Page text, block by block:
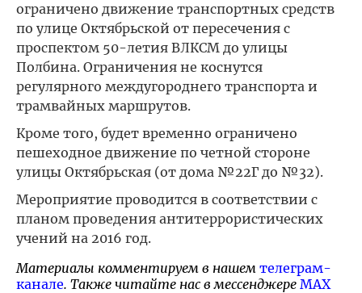
ограничено движение транспортных средств
по улице Октябрьской от пересечения с
проспектом 50-летия ВЛКСМ до улицы
Полбина. Ограничения не коснутся
регулярного междугороднего транспорта и
трамвайных маршрутов.
Кроме того, будет временно ограничено
пешеходное движение по четной стороне
улицы Октябрьская (от дома №22Г до №32).
Мероприятие проводится в соответствии с
планом проведения антитеррористических
учений на 2016 год.
Материалы комментируем в нашем телеграм-
канале. Также читайте нас в мессенджере MAX